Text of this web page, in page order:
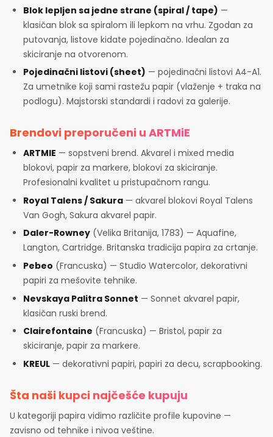
Blok lepljen sa jedne strane (spiral / tape) —
klasičan blok sa spiralom ili lepkom na vrhu. Zgodan za
putovanja, listove kidate pojedinačno. Idealan za
skiciranje na otvorenom.
Pojedinačni listovi (sheet) — pojedinačni listovi A4-A1.
Za umetnike koji sami rastežu papir (vlaženje + traka na
podlogu). Majstorski standardi i radovi za galerije.
Brendovi preporučeni u ARTMiE
ARTMIE — sopstveni brend. Akvarel i mixed media
blokovi, papir za markere, blokovi za skiciranje.
Profesionalni kvalitet u pristupačnom rangu.
Royal Talens / Sakura — akvarel blokovi Royal Talens
Van Gogh, Sakura akvarel papir.
Daler-Rowney (Velika Britanija, 1783) — Aquafine,
Langton, Cartridge. Britanska tradicija papira za crtanje.
Pebeo (Francuska) — Studio Watercolor, dekorativni
papiri za mešovite tehnike.
Nevskaya Palitra Sonnet — Sonnet akvarel papir,
klasičan ruski brend.
Clairefontaine (Francuska) — Bristol, papir za
skiciranje, papir za markere.
KREUL — dekorativni papiri, papiri za decu, scrapbooking.
Šta naši kupci najčešće kupuju
U kategoriji papira vidimo različite profile kupovine —
zavisno od tehnike i nivoa veštine.